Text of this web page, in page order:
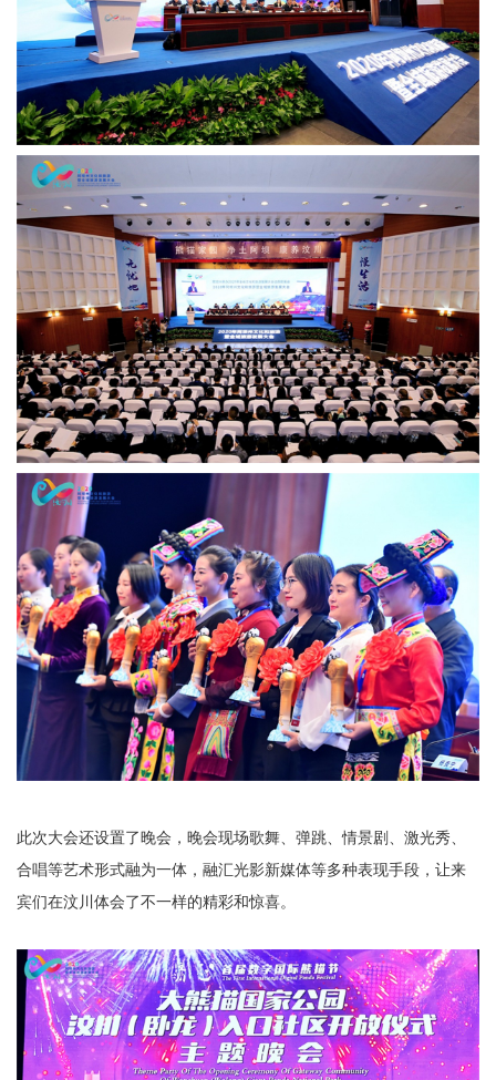
此次大会还设置了晚会，晚会现场歌舞、弹跳、情景剧、激光秀、
合唱等艺术形式融为一体，融汇光影新媒体等多种表现手段，让来
宾们在汶川体会了不一样的精彩和惊喜。